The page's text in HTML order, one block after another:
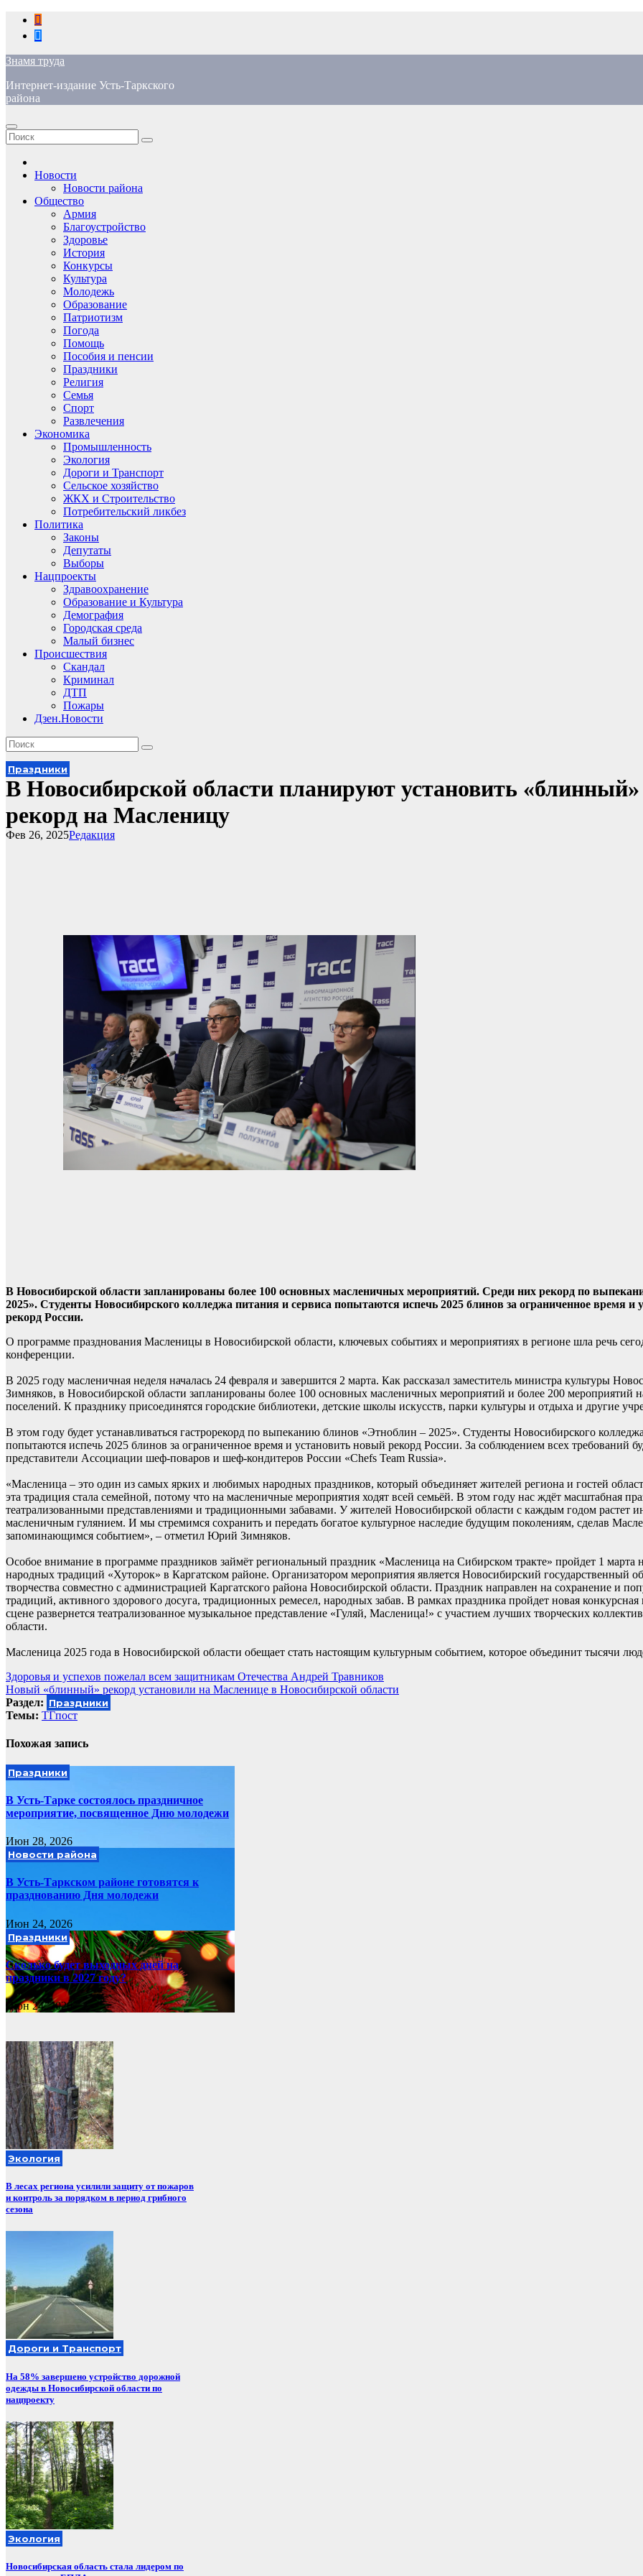
Перейти
содержимому
Знамя труда
Интернет-издание Усть-Таркского
района
Новости
Новости района
Общество
Армия
Благоустройство
Здоровье
История
Конкурсы
Культура
Молодежь
Образование
Патриотизм
Погода
Помощь
Пособия и пенсии
Праздники
Религия
Семья
Спорт
Развлечения
Экономика
Промышленность
Экология
Дороги и Транспорт
Сельское хозяйство
ЖКХ и Строительство
Потребительский ликбез
Политика
Законы
Депутаты
Выборы
Нацпроекты
Здравоохранение
Образование и Культура
Демография
Городская среда
Малый бизнес
Происшествия
Скандал
Криминал
ДТП
Пожары
Дзен.Новости
Праздники
В Новосибирской области планируют установить «блинный»
рекорд на Масленицу
Редакция
Фев 26, 2025
В Новосибирской области запланированы более 100 основных масленичных мероприятий. Среди них рекорд по
2025». Студенты Новосибирского колледжа питания и сервиса попытаются испечь 2025 блинов за ограниченное время и
рекорд России.
О программе празднования Масленицы в Новосибирской области, ключевых событиях и мероприятиях в регионе шла речь
конференции.
В 2025 году масленичная неделя началась 24 февраля и завершится 2 марта. Как рассказал заместитель министра культуры
Зимняков, в Новосибирской области запланированы более 100 основных масленичных мероприятий и более 200 мероприятий
поселений. К празднику присоединятся городские библиотеки, детские школы искусств, парки культуры и отдыха и другие
В этом году будет устанавливаться гастрорекорд по выпеканию блинов «Этноблин – 2025». Студенты Новосибирского
попытаются испечь 2025 блинов за ограниченное время и установить новый рекорд России. За соблюдением всех требований
представители Ассоциации шеф-поваров и шеф-кондитеров России «Chefs Team Russia».
«Масленица – это один из самых ярких и любимых народных праздников, который объединяет жителей региона и гостей
эта традиция стала семейной, потому что на масленичные мероприятия ходят всей семьёй. В этом году нас ждёт масштабная
театрализованными представлениями и традиционными забавами. У жителей Новосибирской области с каждым годом растет
масленичным гулянием. И мы стремимся сохранить и передать богатое культурное наследие будущим поколениям, сделав
запоминающимся событием», – отметил Юрий Зимняков.
Особое внимание в программе праздников займёт региональный праздник «Масленица на Сибирском тракте» пройдет 1 марта
народных традиций «Хуторок» в Каргатском районе. Организатором мероприятия является Новосибирский государственный
творчества совместно с администрацией Каргатского района Новосибирской области. Праздник направлен на сохранение и
традиций, активного здорового досуга, традиционных ремесел, народных забав. В рамках праздника пройдет новая
сцене развернется театрализованное музыкальное представление «Гуляй, Масленица!» с участием лучших творческих
области.
Масленица 2025 года в Новосибирской области обещает стать настоящим культурным событием, которое объединит тысячи
Навигация
по
записям
Здоровья и успехов пожелал всем защитникам Отечества Андрей Травников
Новый «блинный» рекорд установили на Масленице в Новосибирской области
Раздел: Праздники
Темы: ТГпост
Похожая запись
Праздники
В Усть-Тарке состоялось праздничное
мероприятие, посвященное Дню молодежи
Июн 28, 2026
Новости района
В Усть-Таркском районе готовятся к
празднованию Дня молодежи
Июн 24, 2026
Праздники
Сколько будет выходных дней на
праздники в 2027 году?
Июн 24, 2026
Экология
В лесах региона усилили защиту от пожаров
и контроль за порядком в период грибного
сезона
Дороги и Транспорт
На 58% завершено устройство дорожной
одежды в Новосибирской области по
нацпроекту
Экология
Новосибирская область стала лидером по